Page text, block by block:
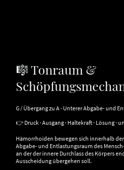
🎼 Tonraum &
G / Übergang zu A · Unterer Abgabe- und
👉 Druck · Ausgang · Haltekraft · Lösung ·
Hämorrhoiden bewegen sich innerhalb
Abgabe- und Entlastungsraum des
an der der innere Durchlass des Körpers
Ausscheidung übergehen soll.